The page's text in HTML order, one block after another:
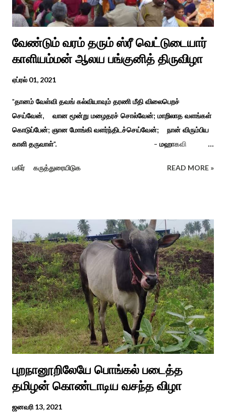
வேண்டும் வரம் தரும் ஸ்ரீ வெட்டுடையார்
காளியம்மன் ஆலய பங்குனித் திருவிழா
ஏப்ரல் 01, 2021
"தானம் வேள்வி தவங் கல்வியாவும் தரணி மீதி விலைபெறச்
செய்வேன், வான மூன்று மழைதரச் சொல்வேன்; மாறிலாத வளங்கள்
கொடுப்பேன்; ஞான மோங்கி வளர்ந்திடச்செய்வேன்; நான் விரும்பிய
காளி தருவாள்". - மஹாகவி
கொல்லங்குடி கிராம பக்தரின் கனவில் அய்யனார் தோன்றி
எடுத்த அய்யனார் என“வெட்டுடைய அய்யனார்“ நாமம் கோவில்
அமைத்து பூஜித்தனர். ஆங்கிலேய கிழக்கிந்திய ஆட்சியில் சிவகங்கை
இரண்டாம் மன்னர் முத்துவடுகநாதத் தேவர் ஆங்கிலேயரை எதிர்க்க
அவர்களால் காளையார் கோவிலில் இரண்டாம் மனைவி கௌரி
நாச்சியாருடன் கொல்லபட்டார். அவரது முதல் மனைவி
வேலுநாச்சியார...
பகிர் கருத்துரையிடுக READ MORE »
புறநானூறிலேயே பொங்கல் படைத்த
தமிழன் கொண்டாடிய வசந்த விழா
ஜனவரி 13, 2021